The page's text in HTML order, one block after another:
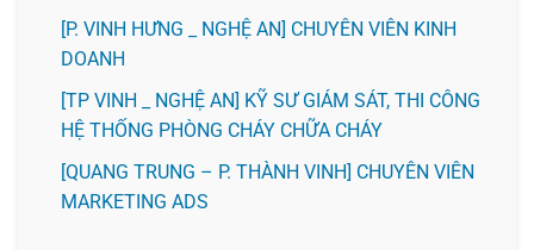
️[P. VINH HƯNG _ NGHỆ AN] CHUYÊN VIÊN KINH
DOANH
[TP VINH _ NGHỆ AN] KỸ SƯ GIÁM SÁT, THI CÔNG
HỆ THỐNG PHÒNG CHÁY CHỮA CHÁY
[QUANG TRUNG – P. THÀNH VINH] CHUYÊN VIÊN
MARKETING ADS